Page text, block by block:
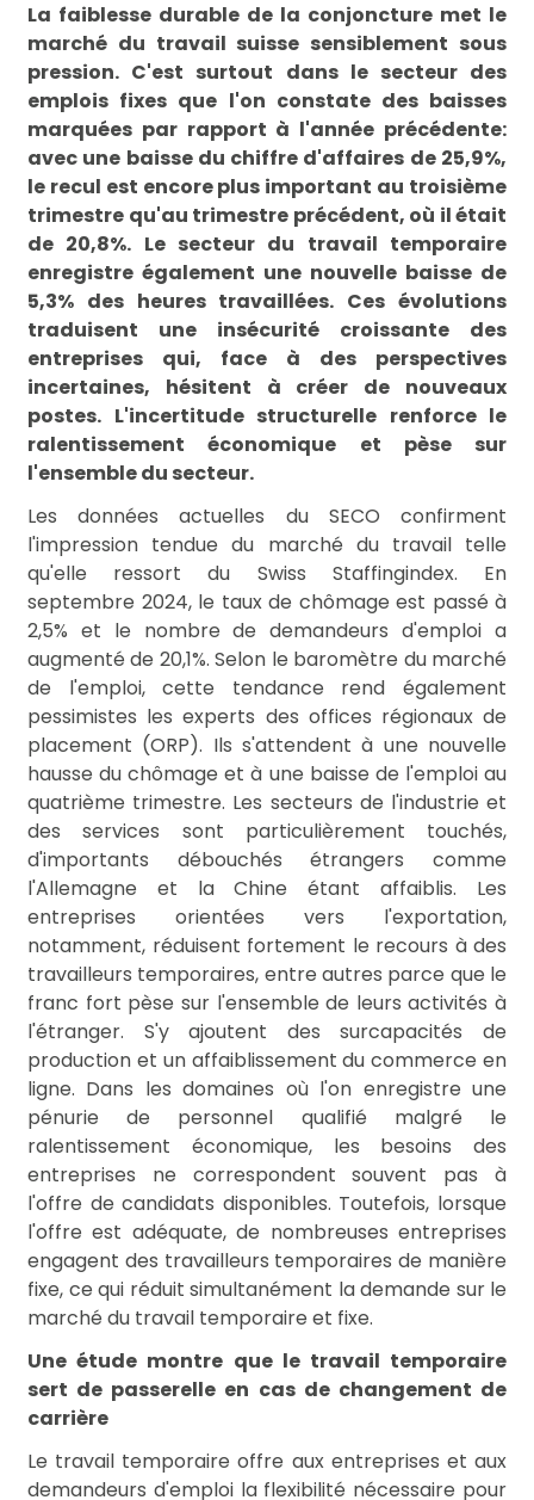
La faiblesse durable de la conjoncture met le
marché du travail suisse sensiblement sous
pression. C'est surtout dans le secteur des
emplois fixes que l'on constate des baisses
marquées par rapport à l'année précédente:
avec une baisse du chiffre d'affaires de 25,9%,
le recul est encore plus important au troisième
trimestre qu'au trimestre précédent, où il était
de 20,8%. Le secteur du travail temporaire
enregistre également une nouvelle baisse de
5,3% des heures travaillées. Ces évolutions
traduisent une insécurité croissante des
entreprises qui, face à des perspectives
incertaines, hésitent à créer de nouveaux
postes. L'incertitude structurelle renforce le
ralentissement économique et pèse sur
l'ensemble du secteur.
Les données actuelles du SECO confirment
l'impression tendue du marché du travail telle
qu'elle ressort du Swiss Staffingindex. En
septembre 2024, le taux de chômage est passé à
2,5% et le nombre de demandeurs d'emploi a
augmenté de 20,1%. Selon le baromètre du marché
de l'emploi, cette tendance rend également
pessimistes les experts des offices régionaux de
placement (ORP). Ils s'attendent à une nouvelle
hausse du chômage et à une baisse de l'emploi au
quatrième trimestre. Les secteurs de l'industrie et
des services sont particulièrement touchés,
d'importants débouchés étrangers comme
l'Allemagne et la Chine étant affaiblis. Les
entreprises orientées vers l'exportation,
notamment, réduisent fortement le recours à des
travailleurs temporaires, entre autres parce que le
franc fort pèse sur l'ensemble de leurs activités à
l'étranger. S'y ajoutent des surcapacités de
production et un affaiblissement du commerce en
ligne. Dans les domaines où l'on enregistre une
pénurie de personnel qualifié malgré le
ralentissement économique, les besoins des
entreprises ne correspondent souvent pas à
l'offre de candidats disponibles. Toutefois, lorsque
l'offre est adéquate, de nombreuses entreprises
engagent des travailleurs temporaires de manière
fixe, ce qui réduit simultanément la demande sur le
marché du travail temporaire et fixe.
Une étude montre que le travail temporaire
sert de passerelle en cas de changement de
carrière
Le travail temporaire offre aux entreprises et aux
demandeurs d'emploi la flexibilité nécessaire pour